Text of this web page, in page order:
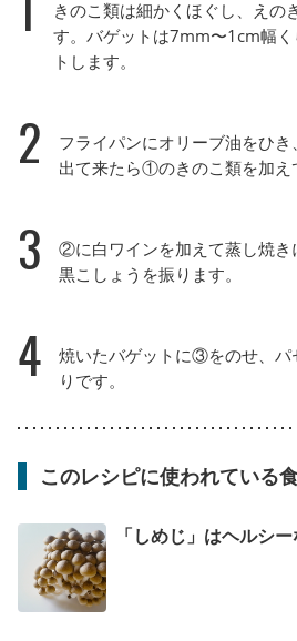
きのこ類は細かくほぐし、えの
す。バゲットは7mm〜1cm幅
トします。
2
フライパンにオリーブ油をひ
出て来たら①のきのこ類を加え
3
②に白ワインを加えて蒸し焼き
黒こしょうを振ります。
4
焼いたバゲットに③をのせ、パ
りです。
このレシピに使われている
「しめじ」はヘルシ